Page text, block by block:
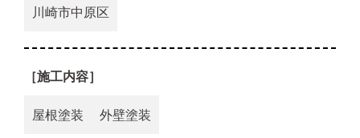
川崎市中原区
［施工内容］
屋根塗装 外壁塗装